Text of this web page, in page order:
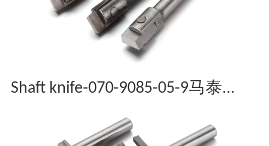
Shaft knife-070-9085-05-9马泰...